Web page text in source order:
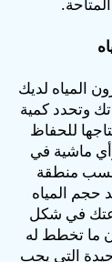
المياه لديك
وتحدد كمية
للحفاظ
ماشية في
منطقة
حجم المياه
في شكل
ما تخطط له
التي يجب